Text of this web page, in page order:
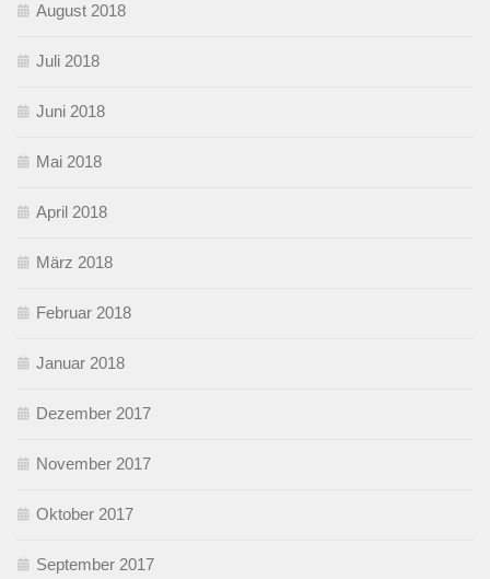
August 2018
Juli 2018
Juni 2018
Mai 2018
April 2018
März 2018
Februar 2018
Januar 2018
Dezember 2017
November 2017
Oktober 2017
September 2017